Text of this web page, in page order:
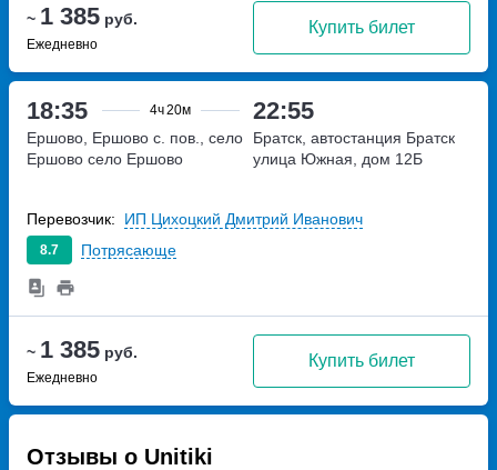
~ 1 385 руб.
Ежедневно
Купить билет
18:35 4ч20м 22:55
~ 1 385 руб.
Ежедневно
Купить билет
Ершово, Ершово с. пов., село
Ершово село Ершово
Братск, автостанция Братск
улица Южная, дом 12Б
8.7 Потрясающе
Перевозчик: ИП Цихоцкий Дмитрий Иванович
Отзывы о Unitiki